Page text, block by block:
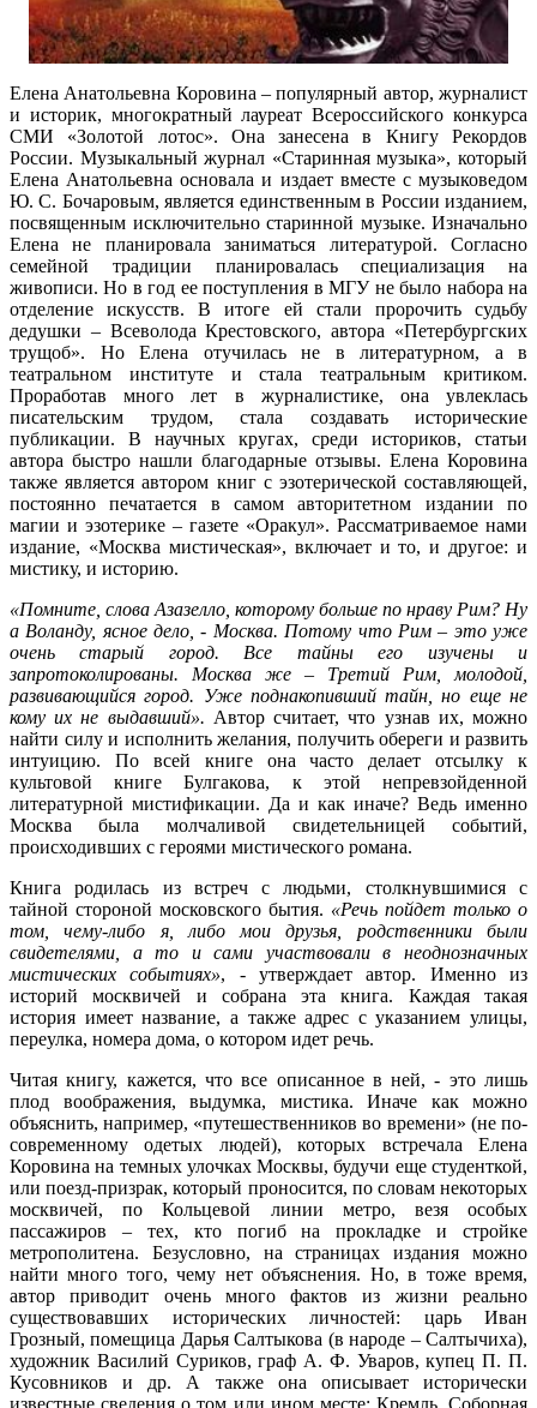
Елена Анатольевна Коровина – популярный автор, журналист
и историк, многократный лауреат Всероссийского конкурса
СМИ «Золотой лотос». Она занесена в Книгу Рекордов
России. Музыкальный журнал «Старинная музыка», который
Елена Анатольевна основала и издает вместе с музыковедом
Ю. С. Бочаровым, является единственным в России изданием,
посвященным исключительно старинной музыке. Изначально
Елена не планировала заниматься литературой. Согласно
семейной традиции планировалась специализация на
живописи. Но в год ее поступления в МГУ не было набора на
отделение искусств. В итоге ей стали пророчить судьбу
дедушки – Всеволода Крестовского, автора «Петербургских
трущоб». Но Елена отучилась не в литературном, а в
театральном институте и стала театральным критиком.
Проработав много лет в журналистике, она увлеклась
писательским трудом, стала создавать исторические
публикации. В научных кругах, среди историков, статьи
автора быстро нашли благодарные отзывы. Елена Коровина
также является автором книг с эзотерической составляющей,
постоянно печатается в самом авторитетном издании по
магии и эзотерике – газете «Оракул». Рассматриваемое нами
издание, «Москва мистическая», включает и то, и другое: и
мистику, и историю.
«Помните, слова Азазелло, которому больше по нраву Рим? Ну
а Воланду, ясное дело, - Москва. Потому что Рим – это уже
очень старый город. Все тайны его изучены и
запротоколированы. Москва же – Третий Рим, молодой,
развивающийся город. Уже поднакопивший тайн, но еще не
кому их не выдавший». Автор считает, что узнав их, можно
найти силу и исполнить желания, получить обереги и развить
интуицию. По всей книге она часто делает отсылку к
культовой книге Булгакова, к этой непревзойденной
литературной мистификации. Да и как иначе? Ведь именно
Москва была молчаливой свидетельницей событий,
происходивших с героями мистического романа.
Книга родилась из встреч с людьми, столкнувшимися с
тайной стороной московского бытия. «Речь пойдет только о
том, чему-либо я, либо мои друзья, родственники были
свидетелями, а то и сами участвовали в неоднозначных
мистических событиях», - утверждает автор. Именно из
историй москвичей и собрана эта книга. Каждая такая
история имеет название, а также адрес с указанием улицы,
переулка, номера дома, о котором идет речь.
Читая книгу, кажется, что все описанное в ней, - это лишь
плод воображения, выдумка, мистика. Иначе как можно
объяснить, например, «путешественников во времени» (не по-
современному одетых людей), которых встречала Елена
Коровина на темных улочках Москвы, будучи еще студенткой,
или поезд-призрак, который проносится, по словам некоторых
москвичей, по Кольцевой линии метро, везя особых
пассажиров – тех, кто погиб на прокладке и стройке
метрополитена. Безусловно, на страницах издания можно
найти много того, чему нет объяснения. Но, в тоже время,
автор приводит очень много фактов из жизни реально
существовавших исторических личностей: царь Иван
Грозный, помещица Дарья Салтыкова (в народе – Салтычиха),
художник Василий Суриков, граф А. Ф. Уваров, купец П. П.
Кусовников и др. А также она описывает исторически
известные сведения о том или ином месте: Кремль, Соборная